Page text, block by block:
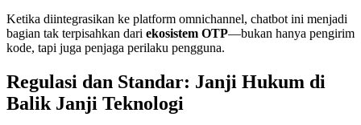
Ketika diintegrasikan ke platform omnichannel, chatbot ini menjadi
bagian tak terpisahkan dari ekosistem OTP—bukan hanya pengirim
kode, tapi juga penjaga perilaku pengguna.
Regulasi dan Standar: Janji Hukum di
Balik Janji Teknologi